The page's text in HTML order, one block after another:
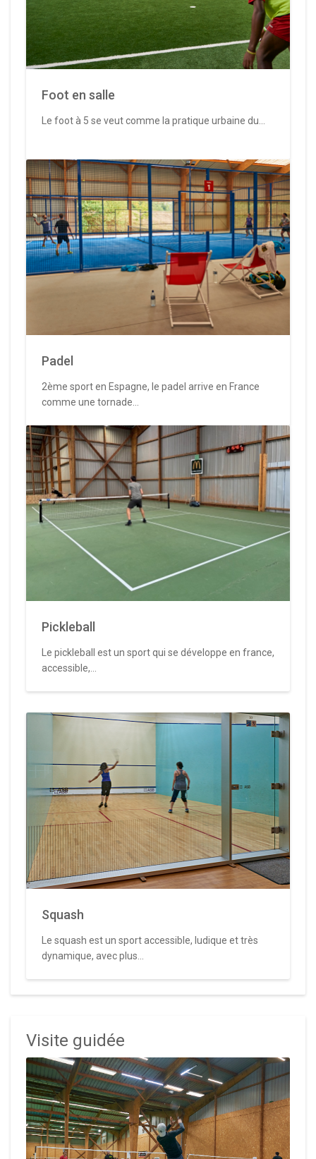
Foot en salle
Le foot à 5 se veut comme la pratique urbaine du...
Padel
2ème sport en Espagne, le padel arrive en France
comme une tornade...
Pickleball
Le pickleball est un sport qui se développe en france,
accessible,...
Squash
Le squash est un sport accessible, ludique et très
dynamique, avec plus...
Visite guidée
Le badminton